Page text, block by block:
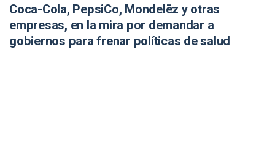
Coca-Cola, PepsiCo, Mondelēz y otras
empresas, en la mira por demandar a
gobiernos para frenar políticas de salud